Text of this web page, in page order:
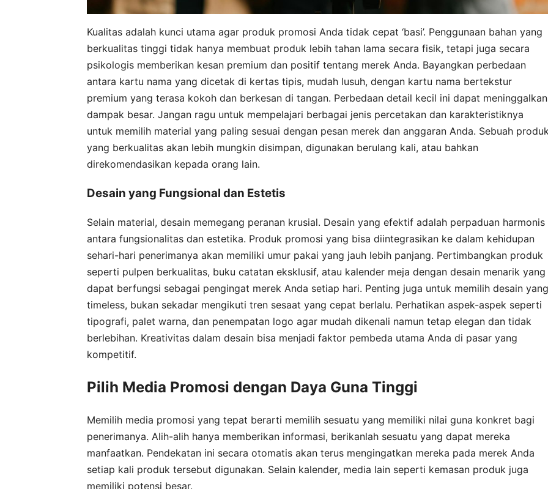
Kualitas adalah kunci utama agar produk promosi Anda tidak cepat ‘basi’. Penggunaan bahan yang
berkualitas tinggi tidak hanya membuat produk lebih tahan lama secara fisik, tetapi juga secara
psikologis memberikan kesan premium dan positif tentang merek Anda. Bayangkan perbedaan
antara kartu nama yang dicetak di kertas tipis, mudah lusuh, dengan kartu nama bertekstur
premium yang terasa kokoh dan berkesan di tangan. Perbedaan detail kecil ini dapat meninggalkan
dampak besar. Jangan ragu untuk mempelajari berbagai jenis percetakan dan karakteristiknya
untuk memilih material yang paling sesuai dengan pesan merek dan anggaran Anda. Sebuah
yang berkualitas akan lebih mungkin disimpan, digunakan berulang kali, atau bahkan
direkomendasikan kepada orang lain.
Desain yang Fungsional dan Estetis
Selain material, desain memegang peranan krusial. Desain yang efektif adalah perpaduan harmonis
antara fungsionalitas dan estetika. Produk promosi yang bisa diintegrasikan ke dalam kehidupan
sehari-hari penerimanya akan memiliki umur pakai yang jauh lebih panjang. Pertimbangkan produk
seperti pulpen berkualitas, buku catatan eksklusif, atau kalender meja dengan desain menarik yang
dapat berfungsi sebagai pengingat merek Anda setiap hari. Penting juga untuk memilih desain yang
timeless, bukan sekadar mengikuti tren sesaat yang cepat berlalu. Perhatikan aspek-aspek seperti
tipografi, palet warna, dan penempatan logo agar mudah dikenali namun tetap elegan dan tidak
berlebihan. Kreativitas dalam desain bisa menjadi faktor pembeda utama Anda di pasar yang
kompetitif.
Pilih Media Promosi dengan Daya Guna Tinggi
Memilih media promosi yang tepat berarti memilih sesuatu yang memiliki nilai guna konkret bagi
penerimanya. Alih-alih hanya memberikan informasi, berikanlah sesuatu yang dapat mereka
manfaatkan. Pendekatan ini secara otomatis akan terus mengingatkan mereka pada merek Anda
setiap kali produk tersebut digunakan. Selain kalender, media lain seperti kemasan produk juga
memiliki potensi besar.